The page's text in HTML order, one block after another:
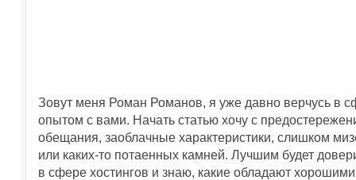
Зовут меня Роман Романов, я уже давно верчусь в
опытом с вами. Начать статью хочу с
обещания, заоблачные характеристики, слишком
или каких-то потаенных камней. Лучшим будет
в сфере хостингов и знаю, какие обладают